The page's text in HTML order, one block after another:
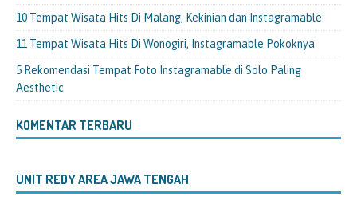
10 Tempat Wisata Hits Di Malang, Kekinian dan Instagramable
11 Tempat Wisata Hits Di Wonogiri, Instagramable Pokoknya
5 Rekomendasi Tempat Foto Instagramable di Solo Paling
Aesthetic
KOMENTAR TERBARU
UNIT REDY AREA JAWA TENGAH